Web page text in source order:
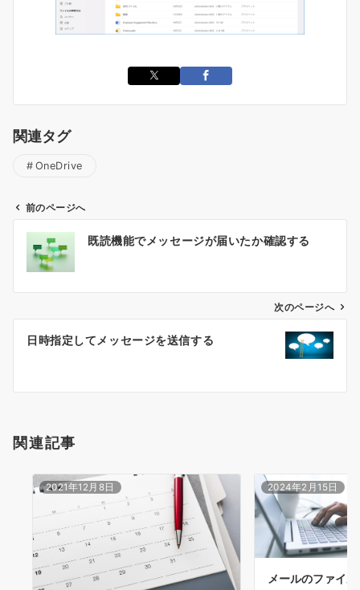
関連タグ
OneDrive
ビ
ン
前のページへ
既読機能でメッセージが届いたか確認する
次のページへ
日時指定してメッセージを送信する
関連記事
2021年12月8日 2024年2月15日
メールのファイ